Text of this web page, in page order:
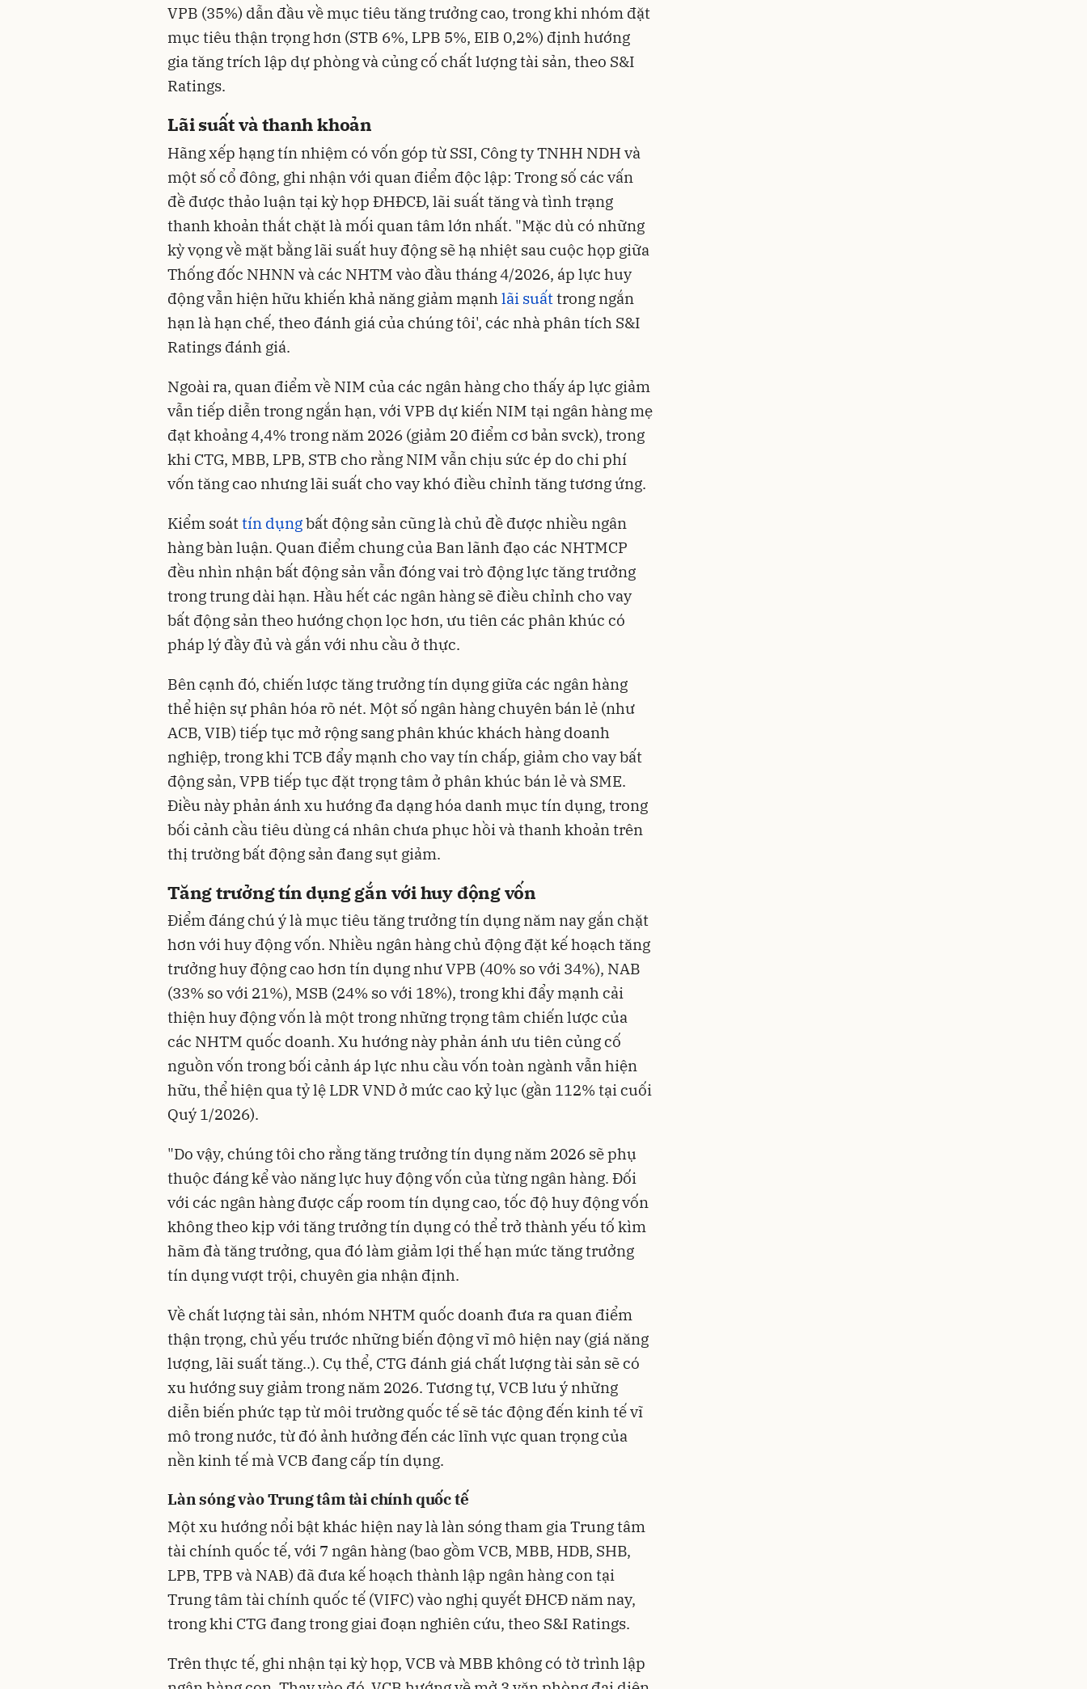
VPB (35%) dẫn đầu về mục tiêu tăng trưởng cao, trong khi nhóm đặt
mục tiêu thận trọng hơn (STB 6%, LPB 5%, EIB 0,2%) định hướng
gia tăng trích lập dự phòng và củng cố chất lượng tài sản, theo S&I
Ratings.
Lãi suất và thanh khoản
Hãng xếp hạng tín nhiệm có vốn góp từ SSI, Công ty TNHH NDH và
một số cổ đông, ghi nhận với quan điểm độc lập: Trong số các vấn
đề được thảo luận tại kỳ họp ĐHĐCĐ, lãi suất tăng và tình trạng
thanh khoản thắt chặt là mối quan tâm lớn nhất. "Mặc dù có những
kỳ vọng về mặt bằng lãi suất huy động sẽ hạ nhiệt sau cuộc họp giữa
Thống đốc NHNN và các NHTM vào đầu tháng 4/2026, áp lực huy
động vẫn hiện hữu khiến khả năng giảm mạnh lãi suấttrong ngắn
hạn là hạn chế, theo đánh giá của chúng tôi', các nhà phân tích S&I
Ratings đánh giá.
Ngoài ra, quan điểm về NIM của các ngân hàng cho thấy áp lực giảm
vẫn tiếp diễn trong ngắn hạn, với VPB dự kiến NIM tại ngân hàng mẹ
đạt khoảng 4,4% trong năm 2026 (giảm 20 điểm cơ bản svck), trong
khi CTG, MBB, LPB, STB cho rằng NIM vẫn chịu sức ép do chi phí
vốn tăng cao nhưng lãi suất cho vay khó điều chỉnh tăng tương ứng.
Kiểm soáttín dụngbất động sản cũng là chủ đề được nhiều ngân
hàng bàn luận. Quan điểm chung của Ban lãnh đạo các NHTMCP
đều nhìn nhận bất động sản vẫn đóng vai trò động lực tăng trưởng
trong trung dài hạn. Hầu hết các ngân hàng sẽ điều chỉnh cho vay
bất động sản theo hướng chọn lọc hơn, ưu tiên các phân khúc có
pháp lý đầy đủ và gắn với nhu cầu ở thực.
Bên cạnh đó, chiến lược tăng trưởng tín dụng giữa các ngân hàng
thể hiện sự phân hóa rõ nét. Một số ngân hàng chuyên bán lẻ (như
ACB, VIB) tiếp tục mở rộng sang phân khúc khách hàng doanh
nghiệp, trong khi TCB đẩy mạnh cho vay tín chấp, giảm cho vay bất
động sản, VPB tiếp tục đặt trọng tâm ở phân khúc bán lẻ và SME.
Điều này phản ánh xu hướng đa dạng hóa danh mục tín dụng, trong
bối cảnh cầu tiêu dùng cá nhân chưa phục hồi và thanh khoản trên
thị trường bất động sản đang sụt giảm.
Tăng trưởng tín dụng gắn với huy động vốn
Điểm đáng chú ý là mục tiêu tăng trưởng tín dụng năm nay gắn chặt
hơn với huy động vốn. Nhiều ngân hàng chủ động đặt kế hoạch tăng
trưởng huy động cao hơn tín dụng như VPB (40% so với 34%), NAB
(33% so với 21%), MSB (24% so với 18%), trong khi đẩy mạnh cải
thiện huy động vốn là một trong những trọng tâm chiến lược của
các NHTM quốc doanh. Xu hướng này phản ánh ưu tiên củng cố
nguồn vốn trong bối cảnh áp lực nhu cầu vốn toàn ngành vẫn hiện
hữu, thể hiện qua tỷ lệ LDR VND ở mức cao kỷ lục (gần 112% tại cuối
Quý 1/2026).
"Do vậy, chúng tôi cho rằng tăng trưởng tín dụng năm 2026 sẽ phụ
thuộc đáng kể vào năng lực huy động vốn của từng ngân hàng. Đối
với các ngân hàng được cấp room tín dụng cao, tốc độ huy động vốn
không theo kịp với tăng trưởng tín dụng có thể trở thành yếu tố kìm
hãm đà tăng trưởng, qua đó làm giảm lợi thế hạn mức tăng trưởng
tín dụng vượt trội, chuyên gia nhận định.
Về chất lượng tài sản, nhóm NHTM quốc doanh đưa ra quan điểm
thận trọng, chủ yếu trước những biến động vĩ mô hiện nay (giá năng
lượng, lãi suất tăng..). Cụ thể, CTG đánh giá chất lượng tài sản sẽ có
xu hướng suy giảm trong năm 2026. Tương tự, VCB lưu ý những
diễn biến phức tạp từ môi trường quốc tế sẽ tác động đến kinh tế vĩ
mô trong nước, từ đó ảnh hưởng đến các lĩnh vực quan trọng của
nền kinh tế mà VCB đang cấp tín dụng.
Làn sóng vào Trung tâm tài chính quốc tế
Một xu hướng nổi bật khác hiện nay là làn sóng tham gia Trung tâm
tài chính quốc tế, với 7 ngân hàng (bao gồm VCB, MBB, HDB, SHB,
LPB, TPB và NAB) đã đưa kế hoạch thành lập ngân hàng con tại
Trung tâm tài chính quốc tế (VIFC) vào nghị quyết ĐHCĐ năm nay,
trong khi CTG đang trong giai đoạn nghiên cứu, theo S&I Ratings.
Trên thực tế, ghi nhận tại kỳ họp, VCB và MBB không có tờ trình lập